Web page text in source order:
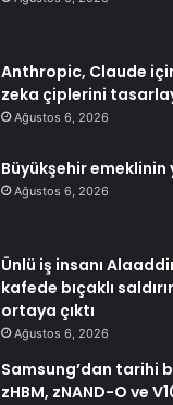
Anthropic, Claude
zeka çiplerini
Ağustos 6, 2026
Büyükşehir emeklinin
Ağustos 6, 2026
Ünlü iş insanı
kafede bıçaklı
ortaya çıktı
Ağustos 6, 2026
Samsung’dan tarihi
zHBM, zNAND-O ve